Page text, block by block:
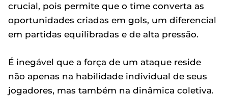
crucial, pois permite que o time converta as
oportunidades criadas em gols, um diferencial
em partidas equilibradas e de alta pressão.
É inegável que a força de um ataque reside
não apenas na habilidade individual de seus
jogadores, mas também na dinâmica coletiva.